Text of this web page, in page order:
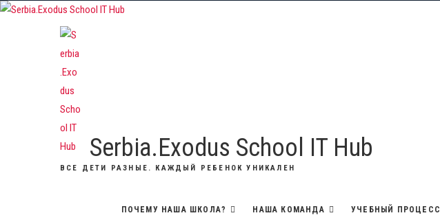
Skip
Serbia.Exodus School IT Hub
ВСЕ ДЕТИ РАЗНЫЕ. КАЖДЫЙ РЕБЕНОК УНИКАЛЕН
ПОЧЕМУ НАША ШКОЛА? НАША КОМАНДА УЧЕБНЫЙ ПРОЦЕСС